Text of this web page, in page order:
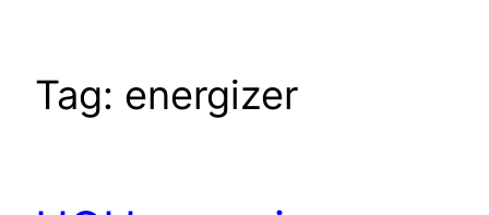
Tag: energizer